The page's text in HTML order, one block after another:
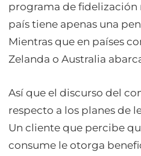
programa de
país tiene apenas una
Mientras que en países
Zelanda o Australia
Así que el discurso del
respecto a los planes de
Un cliente que percibe
consume le otorga